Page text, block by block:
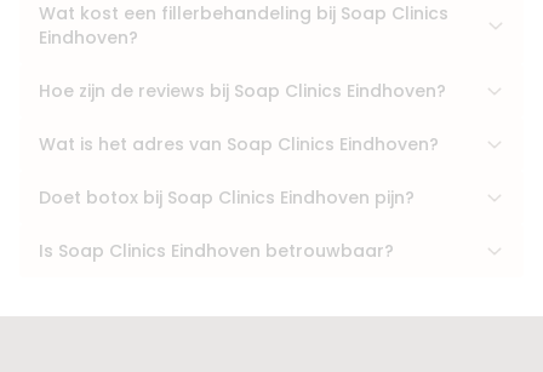
Wat kost een fillerbehandeling bij Soap Clinics
Eindhoven?
Hoe zijn de reviews bij Soap Clinics Eindhoven?
Wat is het adres van Soap Clinics Eindhoven?
Doet botox bij Soap Clinics Eindhoven pijn?
Is Soap Clinics Eindhoven betrouwbaar?